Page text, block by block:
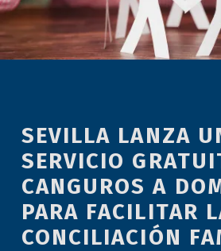
SEVILLA LANZA
SERVICIO
CANGUROS A
PARA FACILITAR
CONCILIACIÓN